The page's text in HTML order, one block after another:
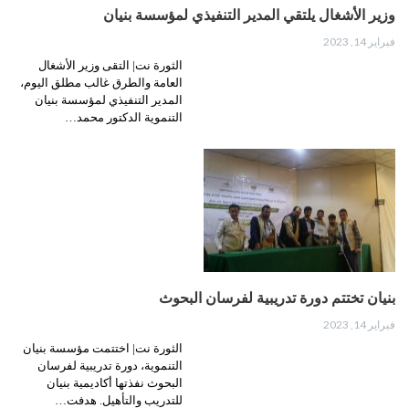
وزير الأشغال يلتقي المدير التنفيذي لمؤسسة بنيان
فبراير 14, 2023
الثورة نت| التقى وزير الأشغال
العامة والطرق غالب مطلق اليوم،
المدير التنفيذي لمؤسسة بنيان
التنموية الدكتور محمد…
بنيان تختتم دورة تدريبية لفرسان البحوث
فبراير 14, 2023
الثورة نت| اختتمت مؤسسة بنيان
التنموية، دورة تدريبية لفرسان
البحوث نفذتها أكاديمية بنيان
للتدريب والتأهيل. هدفت…